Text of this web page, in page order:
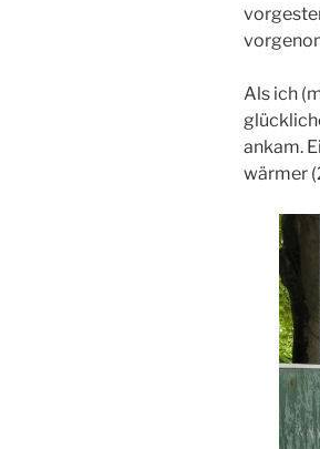
Als ich
ankam.
wärmer